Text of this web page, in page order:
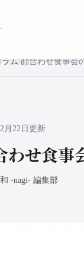
ラム
月22日更新
わせ食事
和 -nagi- 編集部